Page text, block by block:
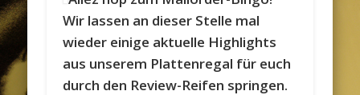
Wir lassen an dieser Stelle mal
wieder einige aktuelle Highlights
aus unserem Plattenregal für euch
durch den Review-Reifen springen.